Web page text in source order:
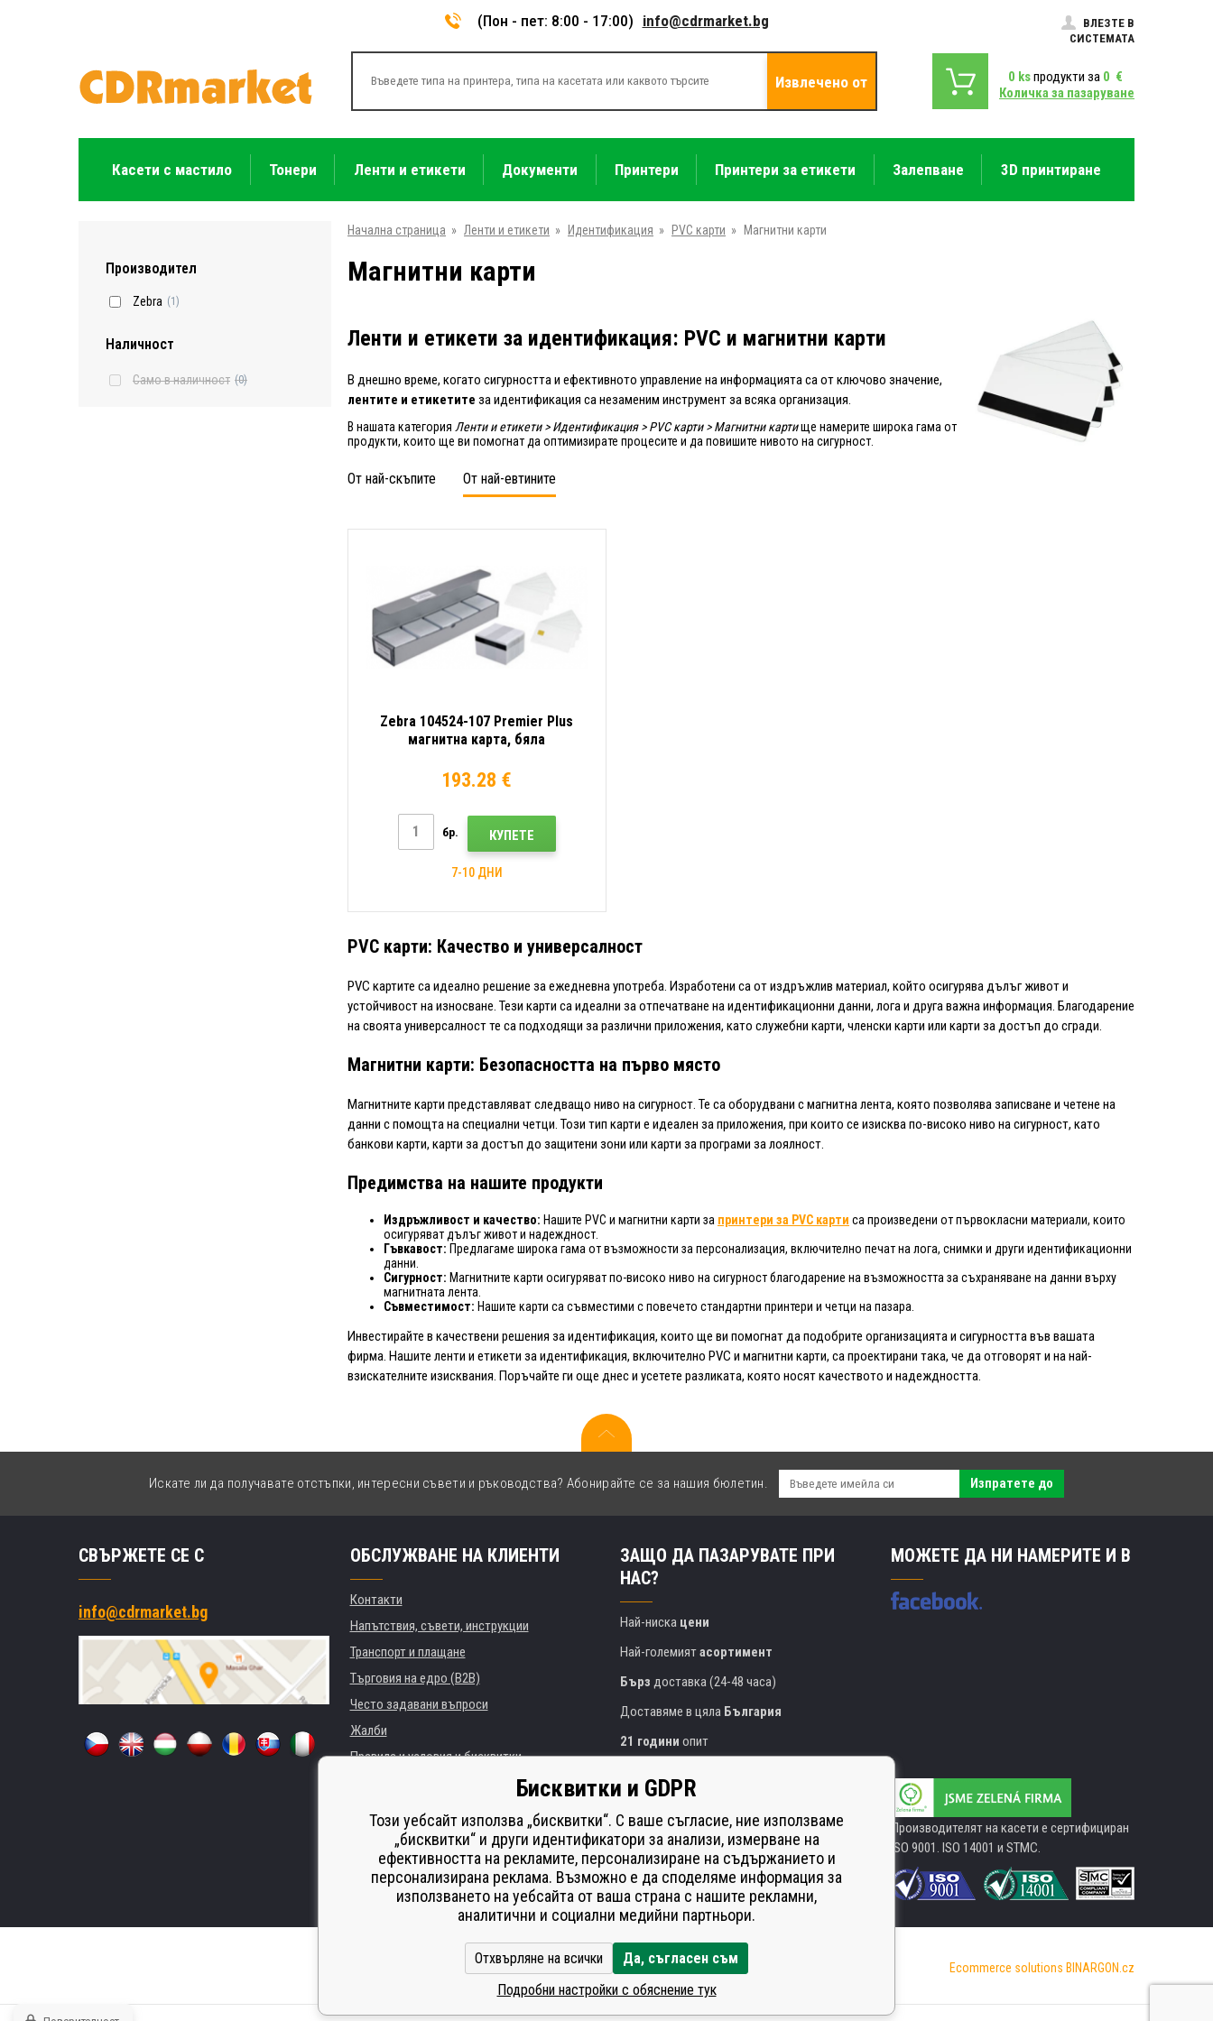
(Пон - пет: 8:00 - 17:00) info@cdrmarket.bg
ВЛЕЗТЕ В
СИСТЕМАТА
Извлечено от 0 ksпродукти за 0 €
Количка за пазаруване
Касети с мастило Тонери Ленти и етикети Документи Принтери Принтери за етикети Залепване 3D принтиране
Производител
Zebra (1)
Наличност
Само в наличност (0)
Начална страница » Ленти и етикети » Идентификация » PVC карти » Магнитни карти
Магнитни карти
Ленти и етикети за идентификация: PVC и магнитни карти
В днешно време, когато сигурността и ефективното управление на информацията са от ключово значение,
лентите и етикетите за идентификация са незаменим инструмент за всяка организация.
В нашата категория Ленти и етикети > Идентификация > PVC карти > Магнитни картище намерите широка гама от
продукти, които ще ви помогнат да оптимизирате процесите и да повишите нивото на сигурност.
От най-скъпите От най-евтините
Zebra 104524-107 Premier Plus
магнитна карта, бяла
193.28 €
бр. КУПЕТЕ
7-10 ДНИ
PVC карти: Качество и универсалност
PVC картите са идеално решение за ежедневна употреба. Изработени са от издръжлив материал, който осигурява дълъг живот и
устойчивост на износване. Тези карти са идеални за отпечатване на идентификационни данни, лога и друга важна информация. Благодарение
на своята универсалност те са подходящи за различни приложения, като служебни карти, членски карти или карти за достъп до сгради.
Магнитни карти: Безопасността на първо място
Магнитните карти представляват следващо ниво на сигурност. Те са оборудвани с магнитна лента, която позволява записване и четене на
данни с помощта на специални четци. Този тип карти е идеален за приложения, при които се изисква по-високо ниво на сигурност, като
банкови карти, карти за достъп до защитени зони или карти за програми за лоялност.
Предимства на нашите продукти
Издръжливост и качество: Нашите PVC и магнитни карти за принтери за PVC карти са произведени от първокласни материали, които
осигуряват дълъг живот и надеждност.
Гъвкавост: Предлагаме широка гама от възможности за персонализация, включително печат на лога, снимки и други идентификационни
данни.
Сигурност: Магнитните карти осигуряват по-високо ниво на сигурност благодарение на възможността за съхраняване на данни върху
магнитната лента.
Съвместимост: Нашите карти са съвместими с повечето стандартни принтери и четци на пазара.
Инвестирайте в качествени решения за идентификация, които ще ви помогнат да подобрите организацията и сигурността във вашата
фирма. Нашите ленти и етикети за идентификация, включително PVC и магнитни карти, са проектирани така, че да отговорят и на най-
взискателните изисквания. Поръчайте ги още днес и усетете разликата, която носят качеството и надеждността.
Искате ли да получавате отстъпки, интересни съвети и ръководства? Абонирайте се за нашия бюлетин. Изпратете до
СВЪРЖЕТЕ СЕ С
info@cdrmarket.bg
ОБСЛУЖВАНЕ НА КЛИЕНТИ
Контакти
Напътствия, съвети, инструкции
Транспорт и плащане
Търговия на едро (B2B)
Често задавани въпроси
Жалби
Правила и условия и бисквитки
За фирми и институции
Наемане на принтери
Заместващо изпълнение
Odstoupení od smlouvy
ЗАЩО ДА ПАЗАРУВАТЕ ПРИ
НАС?
Най-ниска цени
Най-големиятасортимент
Бърз доставка (24-48 часа)
Доставяме в цяла България
21 години опит
Полезен подход
Goldenсертификат Heureka
Сейфонлайн плащания
МОЖЕТЕ ДА НИ НАМЕРИТЕ И В
Производителят на касети е сертифициран
ISO 9001. ISO 14001 и STMC.
Ecommerce solutions BINARGON.cz
Бисквитки и GDPR
Този уебсайт използва „бисквитки“. С ваше съгласие, ние използваме
„бисквитки“ и други идентификатори за анализи, измерване на
ефективността на рекламите, персонализиране на съдържанието и
персонализирана реклама. Възможно е да споделяме информация за
използването на уебсайта от ваша страна с нашите рекламни,
аналитични и социални медийни партньори.
Отхвърляне на всички
Да, съгласен съм
Подробни настройки с обяснение тук